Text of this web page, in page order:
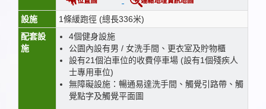
設施
1條緩跑徑 (總長336米)
配套設
施
4個健身設施
公園內設有男 / 女洗手間、更衣室及貯物櫃
設有21個泊車位的收費停車場 (設有1個殘疾人
士專用車位)
無障礙設施：暢通易達洗手間、觸覺引路帶、觸
覺點字及觸覺平面圖